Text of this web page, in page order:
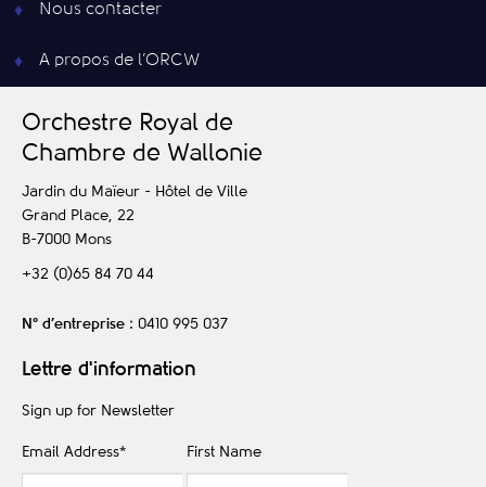
Nous contacter
A propos de l’ORCW
Orchestre Royal de
Chambre de Wallonie
Jardin du Maïeur - Hôtel de Ville
Grand Place, 22
B-7000 Mons
+32 (0)65 84 70 44
N° d’entreprise : 0410 995 037
Lettre d'information
Sign up for Newsletter
Email Address* First Name